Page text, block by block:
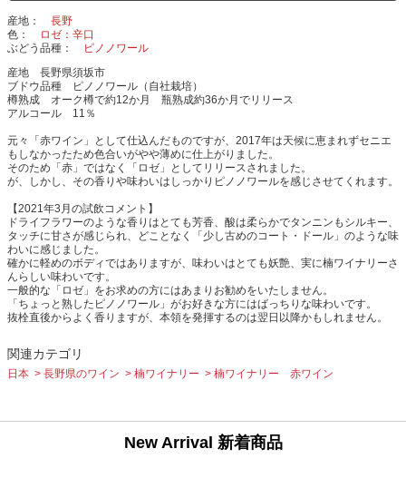
産地
長野
色
ロゼ：辛口
ぶどう品種
ピノノワール
産地 長野県須坂市
ブドウ品種 ピノノワール（自社栽培）
樽熟成 オーク樽で約12か月 瓶熟成約36か月でリリース
アルコール 11％
元々「赤ワイン」として仕込んだものですが、2017年は天候に恵まれずセニエ
もしなかったため色合いがやや薄めに仕上がりました。
そのため「赤」ではなく「ロゼ」としてリリースされました。
が、しかし、その香りや味わいはしっかりピノノワールを感じさせてくれます。
【2021年3月の試飲コメント】
ドライフラワーのような香りはとても芳香、酸は柔らかでタンニンもシルキー、
タッチに甘さが感じられ、どことなく「少し古めのコート・ドール」のような味
わいに感じました。
確かに軽めのボディではありますが、味わいはとても妖艶、実に楠ワイナリーさ
んらしい味わいです。
一般的な「ロゼ」をお求めの方にはあまりお勧めをいたしません。
「ちょっと熟したピノノワール」がお好きな方にはばっちりな味わいです。
抜栓直後からよく香りますが、本領を発揮するのは翌日以降かもしれません。
関連カテゴリ
日本 長野県のワイン 楠ワイナリー 楠ワイナリー 赤ワイン
New Arrival 新着商品